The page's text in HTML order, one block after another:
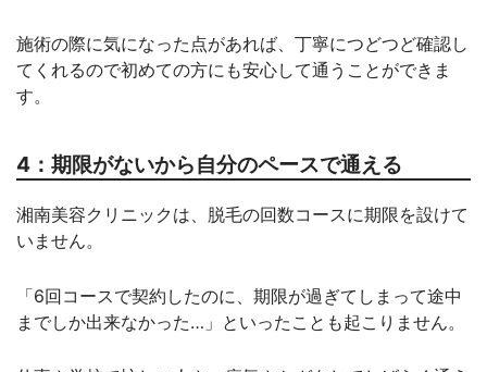
施術の際に気になった点があれば、丁寧につどつど確認し
てくれるので初めての方にも安心して通うことができま
す。
4：期限がないから自分のペースで通える
湘南美容クリニックは、脱毛の回数コースに期限を設けて
いません。
「6回コースで契約したのに、期限が過ぎてしまって途中
までしか出来なかった…」といったことも起こりません。